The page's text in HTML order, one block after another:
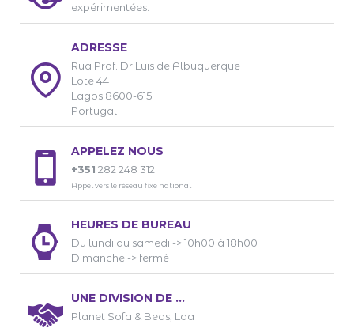
expérimentées.
ADRESSE
Rua Prof. Dr Luis de Albuquerque
Lote 44
Lagos 8600-615
Portugal
APPELEZ NOUS
+351 282 248 312
Appel vers le réseau fixe national
HEURES DE BUREAU
Du lundi au samedi -> 10h00 à 18h00
Dimanche -> fermé
UNE DIVISION DE ...
Planet Sofa & Beds, Lda